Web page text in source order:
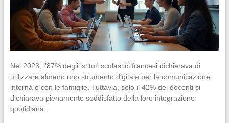
Nel 2023, l’87% degli istituti scolastici francesi dichiarava di
utilizzare almeno uno strumento digitale per la comunicazione
interna o con le famiglie. Tuttavia, solo il 42% dei docenti si
dichiarava pienamente soddisfatto della loro integrazione
quotidiana.